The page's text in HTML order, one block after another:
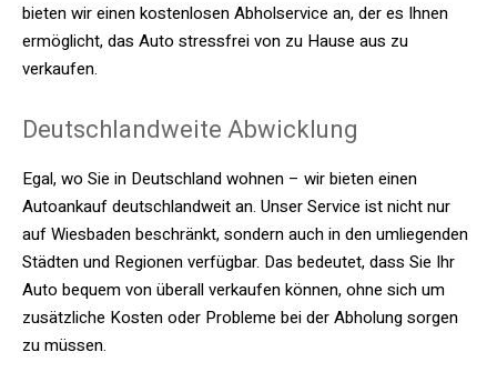
bieten wir einen kostenlosen Abholservice an, der es Ihnen
ermöglicht, das Auto stressfrei von zu Hause aus zu
verkaufen.
Deutschlandweite Abwicklung
Egal, wo Sie in Deutschland wohnen – wir bieten einen
Autoankauf deutschlandweit an. Unser Service ist nicht nur
auf Wiesbaden beschränkt, sondern auch in den umliegenden
Städten und Regionen verfügbar. Das bedeutet, dass Sie Ihr
Auto bequem von überall verkaufen können, ohne sich um
zusätzliche Kosten oder Probleme bei der Abholung sorgen
zu müssen.